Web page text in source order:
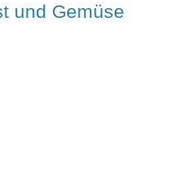
und Gemüse